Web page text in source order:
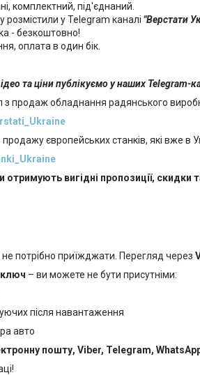
комплектний, під'єднаний.
розмістили у Telegram каналі "Верстати
- безкоштовно!
оплата в один бік.
та ціни публікуємо у наших Telegram-
з продаж обладнання радянського
європейських станків, які вже в
отримують вигідні пропозиції, скидки
потрібно приїжджати. Перегляд через
– ви можете не бути присутніми:
після навантаження
авто
пошту, Viber, Telegram,